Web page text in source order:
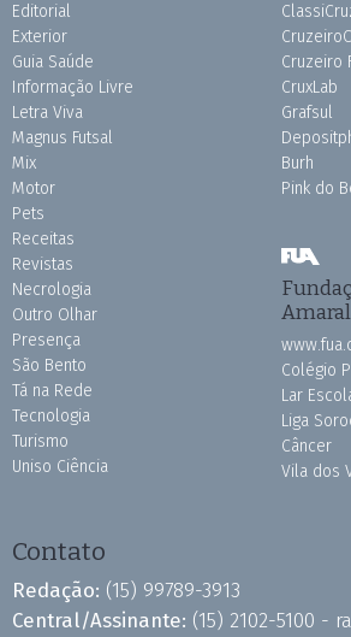
Editorial
Exterior
Guia Saúde
Informação Livre
Letra Viva
Magnus Futsal
Mix
Motor
Pets
Receitas
Revistas
Necrologia
Outro Olhar
Presença
São Bento
Tá na Rede
Tecnologia
Turismo
Uniso Ciência
Cruzeiro
CruxLab
Grafsul
Burh
Pink do
Amaral
Colégio
Lar
Liga
Câncer
Vila dos
Contato
Redação: (15) 99789-3913
Central/Assinante: (15) 2102-5100 -